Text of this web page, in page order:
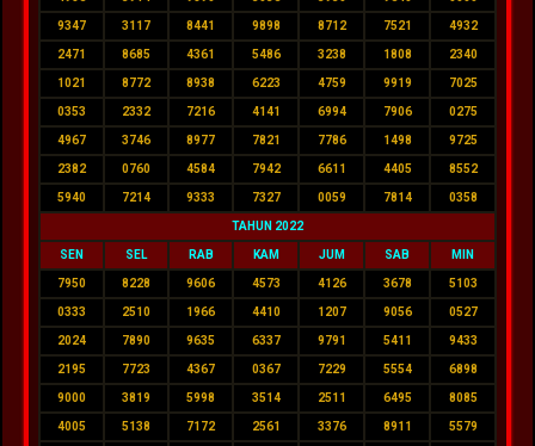
9347 3117 8441 9898 8712 7521 4932
2471 8685 4361 5486 3238 1808 2340
1021 8772 8938 6223 4759 9919 7025
0353 2332 7216 4141 6994 7906 0275
4967 3746 8977 7821 7786 1498 9725
2382 0760 4584 7942 6611 4405 8552
5940 7214 9333 7327 0059 7814 0358
TAHUN 2022
SEN SEL RAB KAM JUM SAB MIN
7950 8228 9606 4573 4126 3678 5103
0333 2510 1966 4410 1207 9056 0527
2024 7890 9635 6337 9791 5411 9433
2195 7723 4367 0367 7229 5554 6898
9000 3819 5998 3514 2511 6495 8085
4005 5138 7172 2561 3376 8911 5579